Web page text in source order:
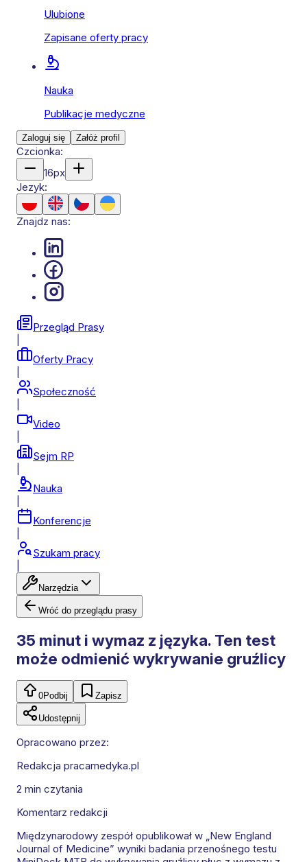
Ulubione
Zapisane oferty pracy
Nauka
Publikacje medyczne
Zaloguj się Załóż profil
Czcionka:
16px
Jezyk:
Znajdz nas:
Przegląd Prasy
Oferty Pracy
Społeczność
Video
Sejm RP
Nauka
Konferencje
Szukam pracy
Narzędzia
Wróć do przeglądu prasy
35 minut i wymaz z języka. Ten test
może odmienić wykrywanie gruźlicy
0Podbij Zapisz
Udostępnij
Opracowano przez:
Redakcja pracamedyka.pl
2 min czytania
Komentarz redakcji
Międzynarodowy zespół opublikował w „New England
Journal of Medicine” wyniki badania przenośnego testu